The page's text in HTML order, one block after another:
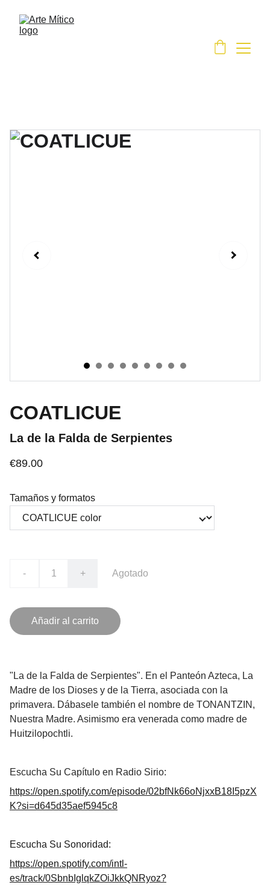
COATLICUE
La de la Falda de Serpientes
€89.00
Tamaños y formatos
- + Agotado
Añadir al carrito
"La de la Falda de Serpientes". En el Panteón Azteca, La
Madre de los Dioses y de la Tierra, asociada con la
primavera. Dábasele también el nombre de TONANTZIN,
Nuestra Madre. Asimismo era venerada como madre de
Huitzilopochtli.
Escucha Su Capítulo en Radio Sirio:
https://open.spotify.com/episode/02bfNk66oNjxxB18I5pzX
K?si=d645d35aef5945c8
Escucha Su Sonoridad:
https://open.spotify.com/intl-
es/track/0SbnbIglqkZOiJkkQNRyoz?